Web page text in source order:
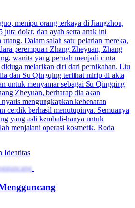
Dimas, bos Kota Sinar, buat
Tapi Dimas malah ketahuan dan
Cinta Belakangan secara gratis di
drama populer.
Medis
ingin cerai, Hendy justru
Nikah secara gratis di NetShort. Temukan